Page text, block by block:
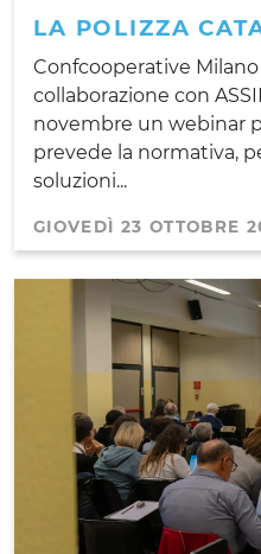
LA POLIZZA
Confcooperative
collaborazione con
novembre un webinar
prevede la normativa,
soluzioni...
GIOVEDÌ 23 OTTOBRE